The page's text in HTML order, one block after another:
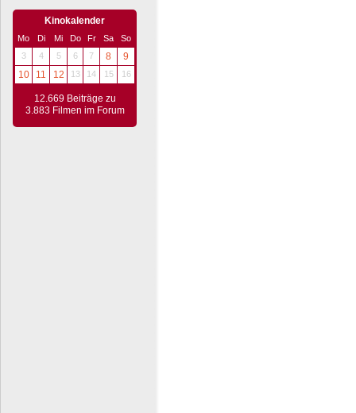
Kinokalender
Mo Di Mi Do Fr Sa
So
3
4 5 6 7 8
9
10
11 12 13 14 15 16
12.669 Beiträge zu
3.883 Filmen im Forum